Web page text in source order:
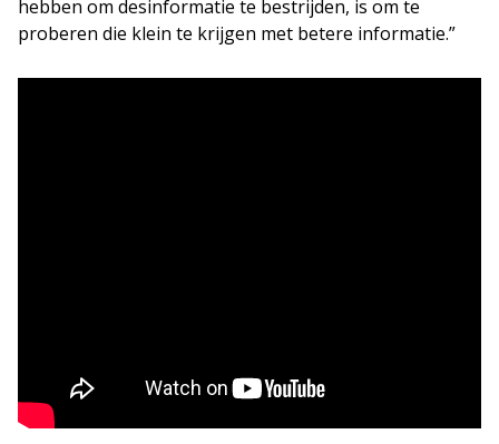
hebben om desinformatie te bestrijden, is om te
proberen die klein te krijgen met betere informatie.”